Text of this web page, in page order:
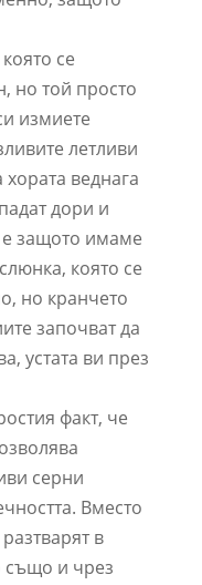
се
но той просто
измиете
летливи
веднага
дори и
е защото имаме
която се
но кранчето
започват да
устата ви през
факт, че
серни
Вместо
в
също и чрез